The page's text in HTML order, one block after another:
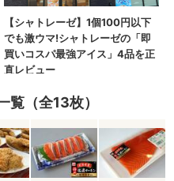
覧（全13枚）